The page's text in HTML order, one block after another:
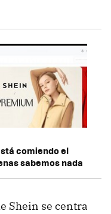
comiendo el
sabemos nada
Shein se centra